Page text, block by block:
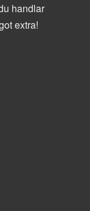
handlar
extra!